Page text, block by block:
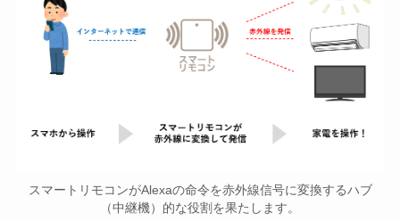
スマートリモコンがAlexaの命令を赤外線信号に変換するハブ
（中継機）的な役割を果たします。